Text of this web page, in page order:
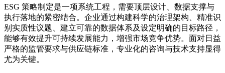
ESG 策略制定是一项系统工程，需要顶层设计、数据支撑与
执行落地的紧密结合。企业通过构建科学的治理架构、精准识
别实质性议题、建立可靠的数据体系及设定明确的目标路径，
能够有效提升可持续发展能力，增强市场竞争优势。面对日益
严格的监管要求与供应链标准，专业化的咨询与技术支持显得
尤为关键。